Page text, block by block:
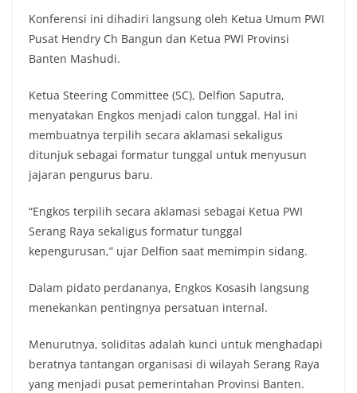
Konferensi ini dihadiri langsung oleh Ketua Umum PWI
Pusat Hendry Ch Bangun dan Ketua PWI Provinsi
Banten Mashudi.
Ketua Steering Committee (SC), Delfion Saputra,
menyatakan Engkos menjadi calon tunggal. Hal ini
membuatnya terpilih secara aklamasi sekaligus
ditunjuk sebagai formatur tunggal untuk menyusun
jajaran pengurus baru.
“Engkos terpilih secara aklamasi sebagai Ketua PWI
Serang Raya sekaligus formatur tunggal
kepengurusan,” ujar Delfion saat memimpin sidang.
Dalam pidato perdananya, Engkos Kosasih langsung
menekankan pentingnya persatuan internal.
Menurutnya, soliditas adalah kunci untuk menghadapi
beratnya tantangan organisasi di wilayah Serang Raya
yang menjadi pusat pemerintahan Provinsi Banten.